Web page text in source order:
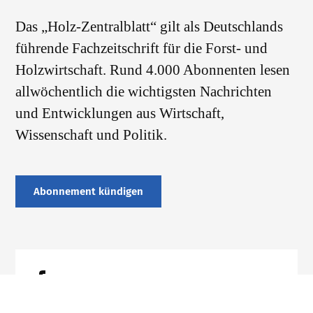
Das „Holz-Zentralblatt“ gilt als Deutschlands
führende Fachzeitschrift für die Forst- und
Holzwirtschaft. Rund 4.000 Abonnenten lesen
allwöchentlich die wichtigsten Nachrichten
und Entwicklungen aus Wirtschaft,
Wissenschaft und Politik.
Abonnement kündigen